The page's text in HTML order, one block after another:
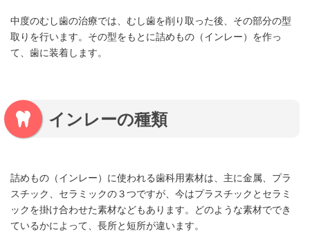
中度のむし歯の治療では、むし歯を削り取った後、その部分の型
取りを行います。その型をもとに詰めもの（インレー）を作っ
て、歯に装着します。
インレーの種類
詰めもの（インレー）に使われる歯科用素材は、主に金属、プラ
スチック、セラミックの３つですが、今はプラスチックとセラミ
ックを掛け合わせた素材などもあります。どのような素材ででき
ているかによって、長所と短所が違います。